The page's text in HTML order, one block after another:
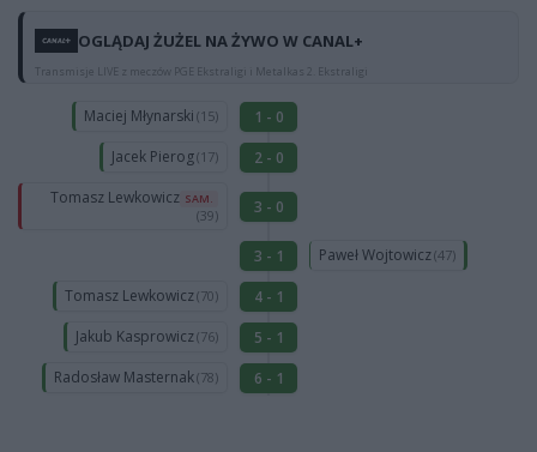
OGLĄDAJ ŻUŻEL NA ŻYWO W CANAL+
Transmisje LIVE z meczów PGE Ekstraligi i Metalkas 2. Ekstraligi
Maciej Młynarski (15)
1 - 0
Jacek Pierog(17)
2 - 0
Tomasz Lewkowicz SAM.
(39) 3 - 0
3 - 1 Paweł Wojtowicz(47)
Tomasz Lewkowicz(70)
4 - 1
Jakub Kasprowicz(76)
5 - 1
Radosław Masternak(78) 6 - 1